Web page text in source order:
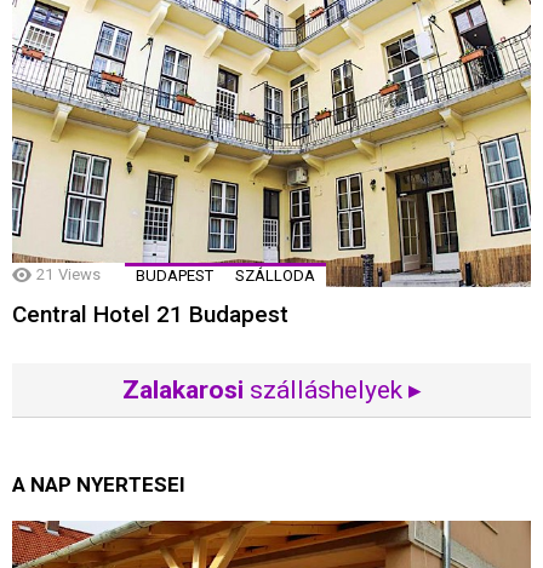
21 Views BUDAPEST SZÁLLODA
Central Hotel 21 Budapest
Zalakarosi szálláshelyek ▸
A NAP NYERTESEI